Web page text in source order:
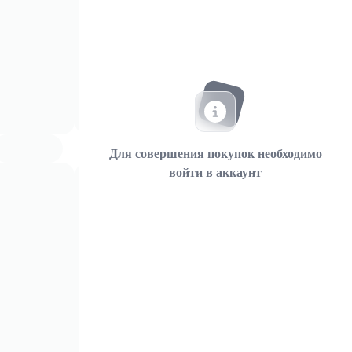
Для совершения покупок необходимо
войти в аккаунт